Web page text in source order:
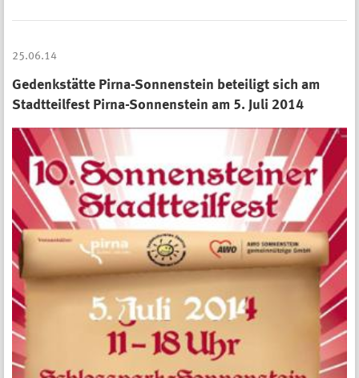
25.06.14
Gedenkstätte Pirna-Sonnenstein beteiligt sich am
Stadtteilfest Pirna-Sonnenstein am 5. Juli 2014